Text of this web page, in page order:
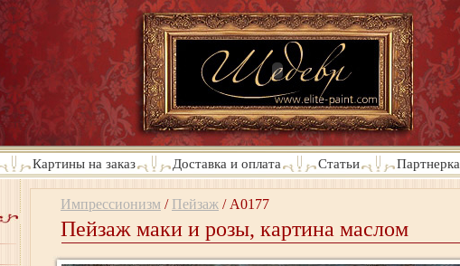
Картины на заказ Доставка и оплата Статьи Партнерка
Импрессионизм / Пейзаж / A0177
Пейзаж маки и розы, картина маслом